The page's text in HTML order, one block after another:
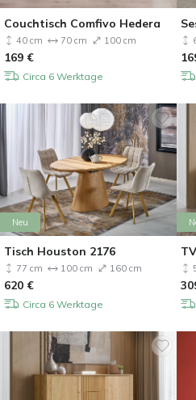
Couchtisch Comfivo Hedera
40 cm 70 cm 100 cm
169 €
Circa 6 Werktage
Neu
Tisch Houston 2176
77 cm 100 cm 160 cm
620 €
Circa 6 Werktage